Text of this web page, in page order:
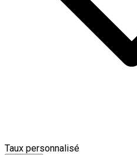
Taux personnalisé